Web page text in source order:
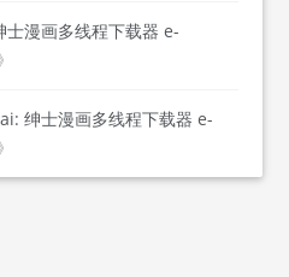
漫画多线程下载器 e-
绅士漫画多线程下载器 e-